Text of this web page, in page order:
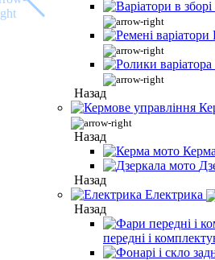
Назад
Назад
Назад
Електрика
Назад
передні і